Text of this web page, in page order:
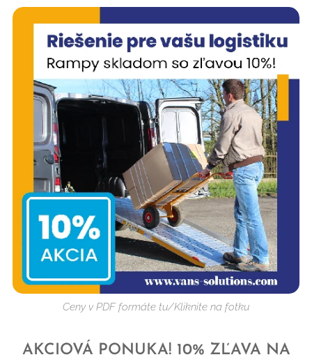
Ceny v PDF formáte tu/Kliknite na fotku
AKCIOVÁ PONUKA! 10% ZĽAVA NA